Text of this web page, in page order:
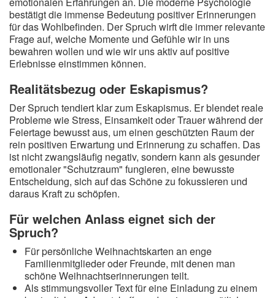
bestätigt die immense Bedeutung positiver Erinnerungen
für das Wohlbefinden. Der Spruch wirft die immer relevante
Frage auf, welche Momente und Gefühle wir in uns
bewahren wollen und wie wir uns aktiv auf positive
Erlebnisse einstimmen können.
Realitätsbezug oder Eskapismus?
Der Spruch tendiert klar zum Eskapismus. Er blendet reale
Probleme wie Stress, Einsamkeit oder Trauer während der
Feiertage bewusst aus, um einen geschützten Raum der
rein positiven Erwartung und Erinnerung zu schaffen. Das
ist nicht zwangsläufig negativ, sondern kann als gesunder
emotionaler "Schutzraum" fungieren, eine bewusste
Entscheidung, sich auf das Schöne zu fokussieren und
daraus Kraft zu schöpfen.
Für welchen Anlass eignet sich der
Spruch?
Für persönliche Weihnachtskarten an enge
Familienmitglieder oder Freunde, mit denen man
schöne Weihnachtserinnerungen teilt.
Als stimmungsvoller Text für eine Einladung zu einem